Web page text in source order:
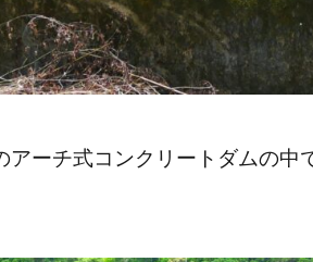
アーチ式コンクリートダムの中